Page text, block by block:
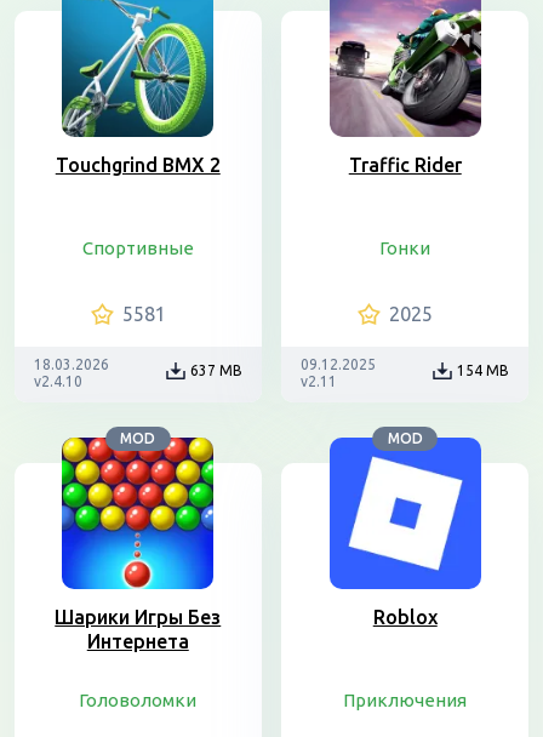
Touchgrind BMX 2
Спортивные
5581
18.03.2026
v2.4.10
637 MB
Traffic Rider
Гонки
2025
09.12.2025
v2.11
154 MB
MOD
Шарики Игры Без
Интернета
Головоломки
MOD
Roblox
Приключения